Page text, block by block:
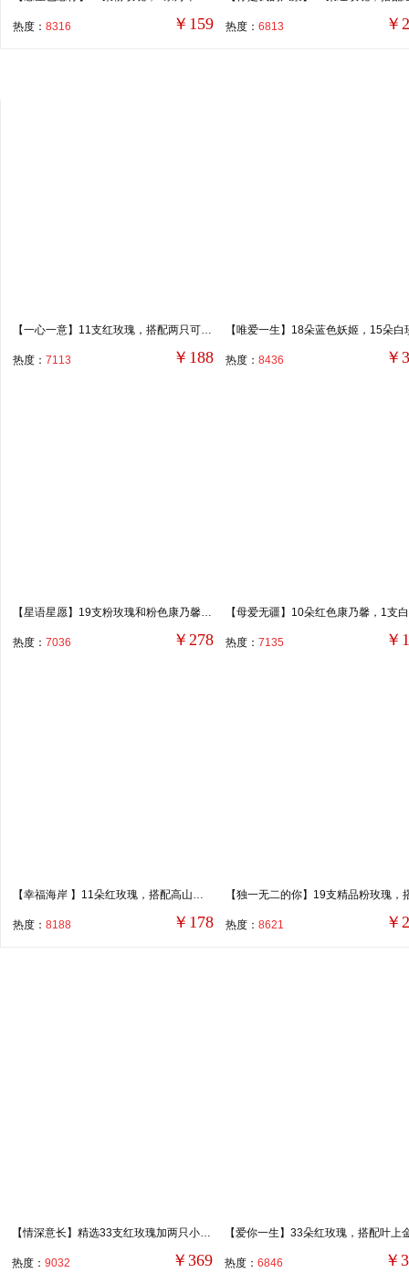
热度： 8316 ￥159 热度： 6813 ￥
【一心一意】11支红玫瑰，搭配两只可爱小熊、适量满天星。
热度： 7113 ￥188 热度： 8436 ￥
【星语星愿】19支粉玫瑰和粉色康乃馨混搭，2支多头白色香水百合，2支洋桔梗，搭配尤加利叶、洋甘菊等装饰。
热度： 7036 ￥278 热度： 7135 ￥
【幸福海岸 】11朵红玫瑰，搭配高山积雪装饰。
热度： 8188 ￥178 热度： 8621 ￥
【情深意长】精选33支红玫瑰加两只小熊，满天星、黄莺搭配。
热度： 9032 ￥369 热度： 6846 ￥